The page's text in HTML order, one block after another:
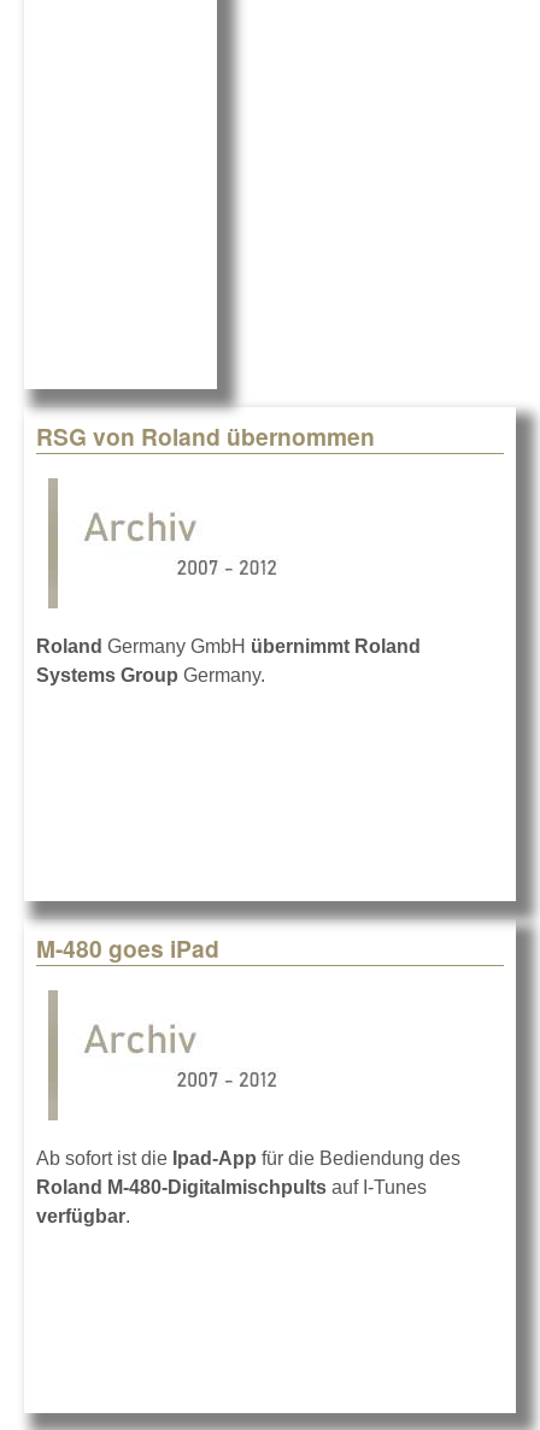
RSG von Roland übernommen
Roland Germany GmbH übernimmt Roland
Systems Group Germany.
M-480 goes iPad
Ab sofort ist die Ipad-App für die Bediendung des
Roland M-480-Digitalmischpults auf I-Tunes
verfügbar.